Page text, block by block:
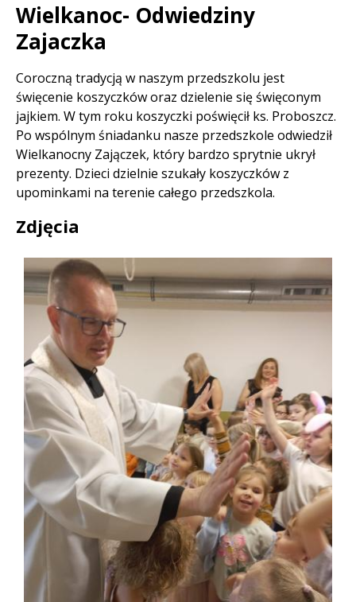
Wielkanoc- Odwiedziny
Zajaczka
Treść
Coroczną tradycją w naszym przedszkolu jest
święcenie koszyczków oraz dzielenie się święconym
jajkiem. W tym roku koszyczki poświęcił ks. Proboszcz.
Po wspólnym śniadanku nasze przedszkole odwiedził
Wielkanocny Zajączek, który bardzo sprytnie ukrył
prezenty. Dzieci dzielnie szukały koszyczków z
upominkami na terenie całego przedszkola.
Zdjęcia